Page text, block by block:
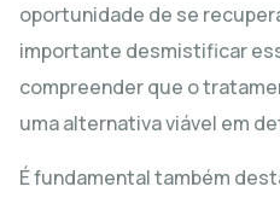
oportunidade de se
importante desmistificar
compreender que o
uma alternativa viável em
É fundamental também